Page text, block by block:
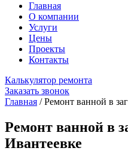
Главная
О компании
Услуги
Цены
Проекты
Контакты
Калькулятор ремонта
Заказать звонок
Главная / Ремонт ванной в
Ремонт ванной в
Ивантеевке